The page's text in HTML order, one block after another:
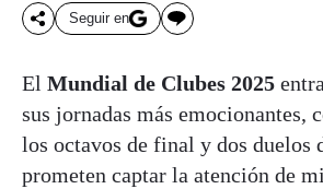
Seguir en
El Mundial de Clubes 2025
sus jornadas más emocionantes,
los octavos de final y dos duelos
prometen captar la atención de